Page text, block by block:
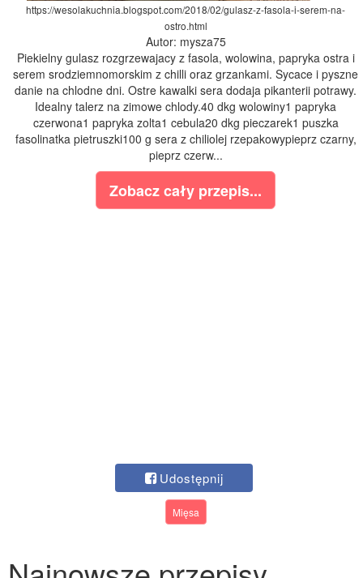
https://wesolakuchnia.blogspot.com/2018/02/gulasz-z-fasola-i-serem-na-
ostro.html
Autor: mysza75
Piekielny gulasz rozgrzewajacy z fasola, wolowina, papryka ostra i
serem srodziemnomorskim z chilli oraz grzankami. Sycace i pyszne
danie na chlodne dni. Ostre kawalki sera dodaja pikanterii potrawy.
Idealny talerz na zimowe chlody.40 dkg wolowiny1 papryka
czerwona1 papryka zolta1 cebula20 dkg pieczarek1 puszka
fasolinatka pietruszki100 g sera z chiliolej rzepakowypieprz czarny,
pieprz czerw...
Zobacz cały przepis...
Udostępnij
Mięsa